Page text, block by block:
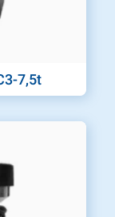
7,5t